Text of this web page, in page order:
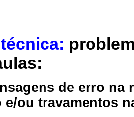
de erro
e/ou travamentos